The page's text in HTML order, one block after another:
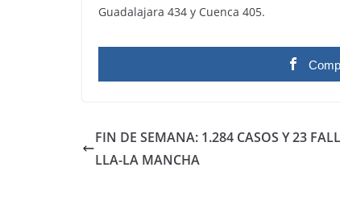
Guadalajara 434 y Cuenca 405.
FIN DE SEMANA: 1.284 CASOS Y 23
LLA-LA MANCHA